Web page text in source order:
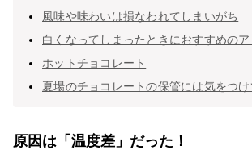
風味や味わいは損なわれてしまいがち
白くなってしまったときにおすすめの
ホットチョコレート
夏場のチョコレートの保管には気をつけ
原因は「温度差」だった！